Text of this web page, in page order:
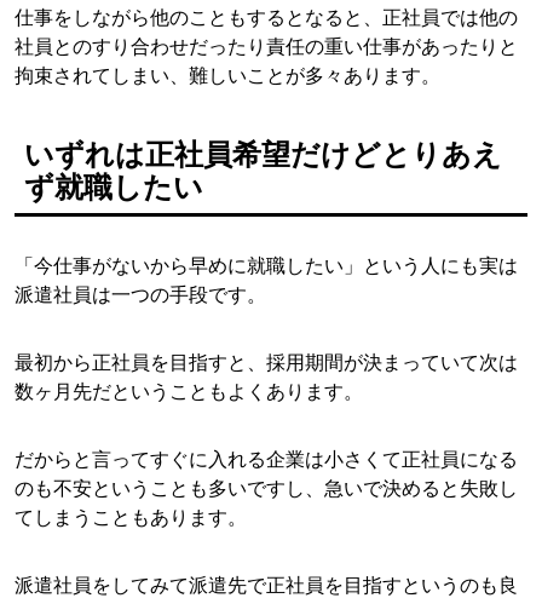
仕事をしながら他のこともするとなると、正社員では他の
社員とのすり合わせだったり責任の重い仕事があったりと
拘束されてしまい、難しいことが多々あります。
いずれは正社員希望だけどとりあえ
ず就職したい
「今仕事がないから早めに就職したい」という人にも実は
派遣社員は一つの手段です。
最初から正社員を目指すと、採用期間が決まっていて次は
数ヶ月先だということもよくあります。
だからと言ってすぐに入れる企業は小さくて正社員になる
のも不安ということも多いですし、急いで決めると失敗し
てしまうこともあります。
派遣社員をしてみて派遣先で正社員を目指すというのも良